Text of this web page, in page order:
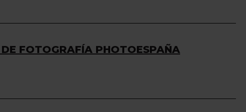
FOTOGRAFÍA PHOTOESPAÑA